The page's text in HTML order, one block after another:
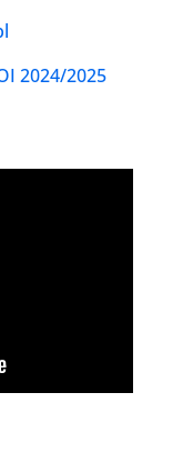
2024/2025